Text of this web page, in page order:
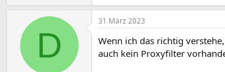
D
31 März 2023
Wenn ich das richtig
auch kein Proxyfilter